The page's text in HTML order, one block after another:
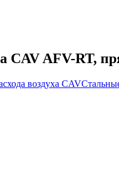
CAV AFV-RT,
воздуха CAV